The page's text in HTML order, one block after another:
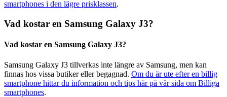
smartphones i den lägre prisklassen.
Vad kostar en Samsung Galaxy J3?
Vad kostar en Samsung Galaxy J3?
Samsung Galaxy J3 tillverkas inte längre av Samsung, men kan
finnas hos vissa butiker eller begagnad. Om du är ute efter en billig
smartphone hittar du information och tips här på vår sida om Billiga
smartphones.